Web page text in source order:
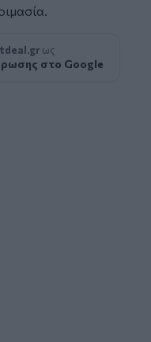
ως
στο Google